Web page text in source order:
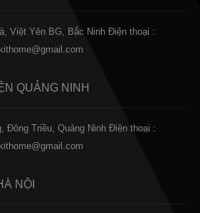
Việt Yên BG, Bắc Ninh Điện thoại :
QUẢNG NINH
Đông Triều, Quảng Ninh Điện thoại :
NỘI